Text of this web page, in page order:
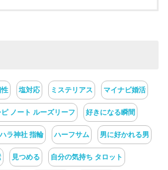
性 塩対応 ミステリアス マイナビ婚活
ピ ノート ルーズリーフ 好きになる瞬間
ラ神社 指輪 ハーフサム 男に好かれる男
見つめる 自分の気持ち タロット